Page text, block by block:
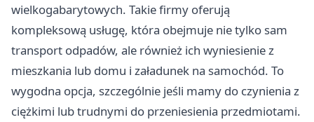
wielkogabarytowych. Takie firmy oferują
kompleksową usługę, która obejmuje nie tylko sam
transport odpadów, ale również ich wyniesienie z
mieszkania lub domu i załadunek na samochód. To
wygodna opcja, szczególnie jeśli mamy do czynienia z
ciężkimi lub trudnymi do przeniesienia przedmiotami.